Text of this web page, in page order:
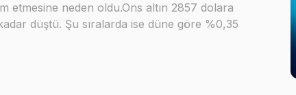
etmesine neden oldu.Ons altın 2857 dolara
düştü. Şu sıralarda ise düne göre %0,35